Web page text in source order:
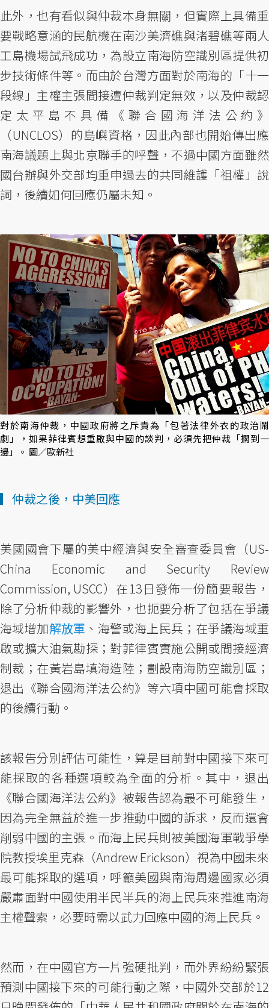
此外，也有看似與仲裁本身無關，但實際上具備重
要戰略意涵的民航機在南沙美濟礁與渚碧礁等兩人
工島機場試飛成功，為設立南海防空識別區提供初
步技術條件等。而由於台灣方面對於南海的「十一
段線」主權主張間接遭仲裁判定無效，以及仲裁認
定太平島不具備《聯合國海洋法公約》
（UNCLOS）的島嶼資格，因此內部也開始傳出應
南海議題上與北京聯手的呼聲，不過中國方面雖然
國台辦與外交部均重申過去的共同維護「祖權」說
詞，後續如何回應仍屬未知。
對於南海仲裁，中國政府將之斥責為「包著法律外衣的政治鬧
劇」，如果菲律賓想重啟與中國的談判，必須先把仲裁「擱到一
邊」。 圖／歐新社
▎仲裁之後，中美回應
美國國會下屬的美中經濟與安全審查委員會（US-
China Economic and Security Review
Commission, USCC）在13日發佈一份簡要報告，
除了分析仲裁的影響外，也扼要分析了包括在爭議
海域增加解放軍 、海警或海上民兵；在爭議海域重
啟或擴大油氣勘探；對菲律賓實施公開或間接經濟
制裁；在黃岩島填海造陸；劃設南海防空識別區；
退出《聯合國海洋法公約》等六項中國可能會採取
的後續行動。
該報告分別評估可能性，算是目前對中國接下來可
能採取的各種選項較為全面的分析。其中，退出
《聯合國海洋法公約》被報告認為最不可能發生，
因為完全無益於進一步推動中國的訴求，反而還會
削弱中國的主張。而海上民兵則被美國海軍戰爭學
院教授埃里克森（Andrew Erickson）視為中國未來
最可能採取的選項，呼籲美國與南海周邊國家必須
嚴肅面對中國使用半民半兵的海上民兵來推進南海
主權聲索，必要時需以武力回應中國的海上民兵。
然而，在中國官方一片強硬批判，而外界紛紛緊張
預測中國接下來的可能行動之際，中國外交部於12